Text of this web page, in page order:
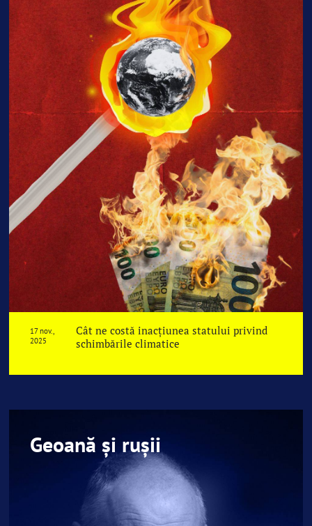
17 nov.,
2025
Cât ne costă inacțiunea statului privind
schimbările climatice
Geoană și rușii